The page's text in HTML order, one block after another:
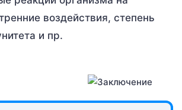
воздействия, степень
и пр.